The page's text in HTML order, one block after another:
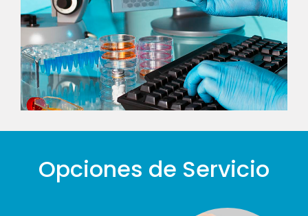
Opciones de Servicio